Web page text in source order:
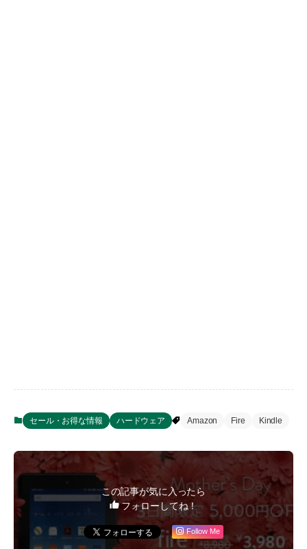
セール・お得な情報 ハードウェア Amazon Fire Kindle
この記事が気に入ったら
フォローしてね！
Follow Me